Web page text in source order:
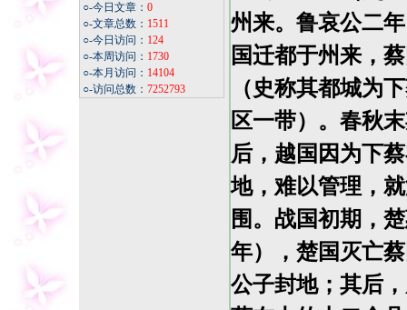
○-今日文章： 0
○-文章总数： 1511
○-今日访问： 124
○-本周访问： 1730
○-本月访问： 14104
○-访问总数： 7252793
州来。鲁哀公二
国迁都于州来，
（史称其都城为
区一带）。春秋
后，越国因为下
地，难以管理，
围。战国初期，
年），楚国灭亡
公子封地；其后